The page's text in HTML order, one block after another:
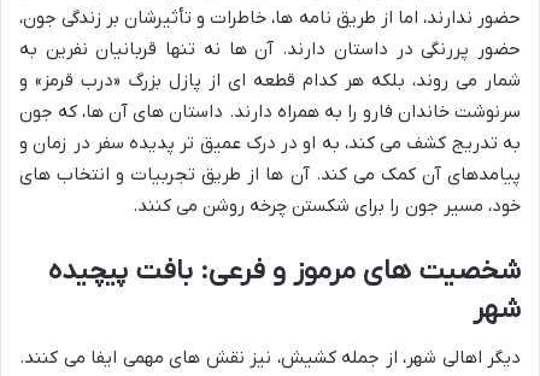
حضور ندارند، اما از طریق نامه ها، خاطرات و تأثیرشان بر زندگی جون،
حضور پررنگی در داستان دارند. آن ها نه تنها قربانیان نفرین به
شمار می روند، بلکه هر کدام قطعه ای از پازل بزرگ «درب قرمز» و
سرنوشت خاندان فارو را به همراه دارند. داستان های آن ها، که جون
به تدریج کشف می کند، به او در درک عمیق تر پدیده سفر در زمان و
پیامدهای آن کمک می کند. آن ها از طریق تجربیات و انتخاب های
خود، مسیر جون را برای شکستن چرخه روشن می کنند.
شخصیت های مرموز و فرعی: بافت پیچیده
شهر
دیگر اهالی شهر، از جمله کشیش، نیز نقش های مهمی ایفا می کنند.